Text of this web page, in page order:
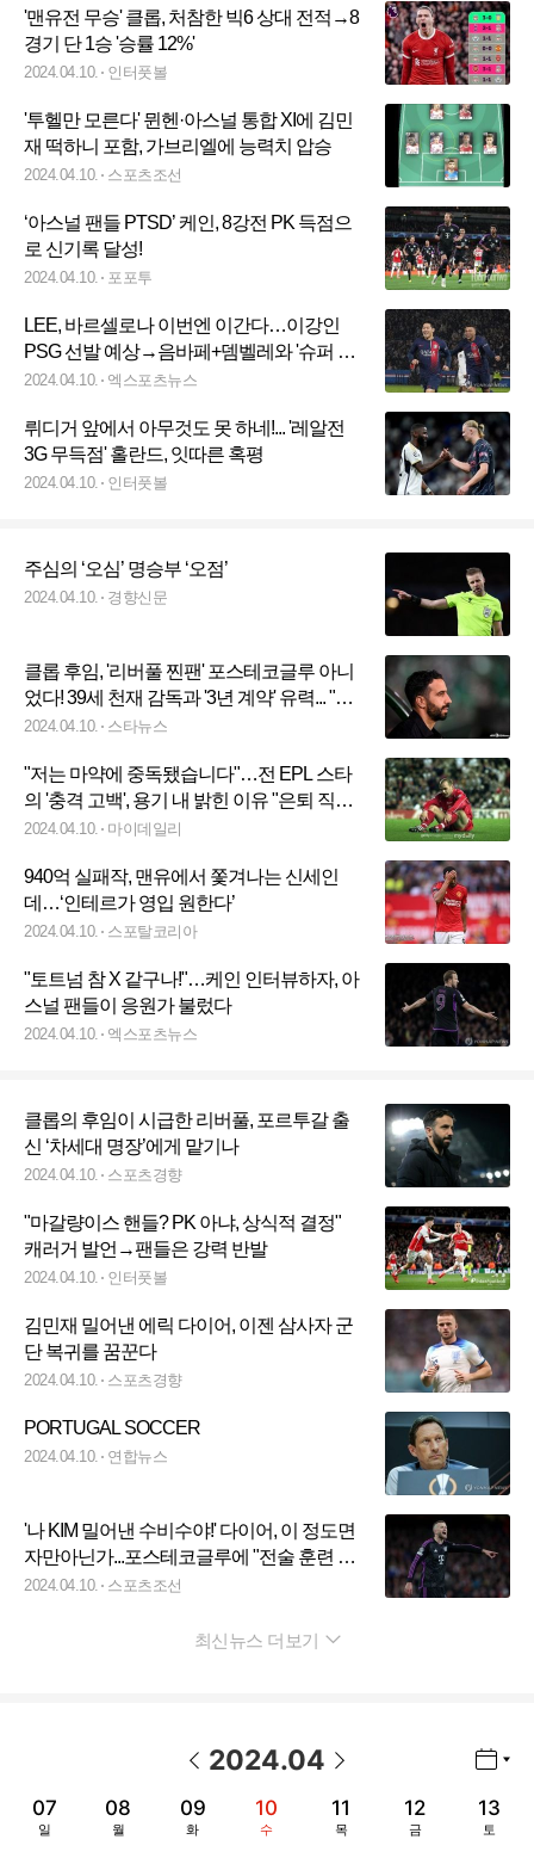
'맨유전 무승' 클롭, 처참한 빅6 상대 전적→8
경기 단 1승 '승률 12%'
2024.04.10. 인터풋볼
'투헬만 모른다' 뮌헨·아스널 통합 XI에 김민
재 떡하니 포함, 가브리엘에 능력치 압승
2024.04.10. 스포츠조선
‘아스널 팬들 PTSD’ 케인, 8강전 PK 득점으
로 신기록 달성!
2024.04.10. 포포투
LEE, 바르셀로나 이번엔 이간다…이강인
PSG 선발 예상→음바페+뎀벨레와 '슈퍼 트
리오'
2024.04.10. 엑스포츠뉴스
뤼디거 앞에서 아무것도 못 하네!... '레알전
3G 무득점' 홀란드, 잇따른 혹평
2024.04.10. 인터풋볼
주심의 ‘오심’ 명승부 ‘오점’
2024.04.10. 경향신문
클롭 후임, '리버풀 찐팬' 포스테코글루 아니
었다! 39세 천재 감독과 '3년 계약' 유력... "안
필드와 가장 어울려" 평가
2024.04.10. 스타뉴스
"저는 마약에 중독됐습니다"…전 EPL 스타
의 '충격 고백', 용기 내 밝힌 이유 "은퇴 직후
축구 선수는 깊은 절망에 빠집니다, 후배들
2024.04.10. 마이데일리
940억 실패작, 맨유에서 쫓겨나는 신세인
데…‘인테르가 영입 원한다’
2024.04.10. 스포탈코리아
"토트넘 참 X 같구나!"…케인 인터뷰하자, 아
스널 팬들이 응원가 불렀다
2024.04.10. 엑스포츠뉴스
클롭의 후임이 시급한 리버풀, 포르투갈 출
신 ‘차세대 명장’에게 맡기나
2024.04.10. 스포츠경향
"마갈량이스 핸들? PK 아냐, 상식적 결정"
캐러거 발언→팬들은 강력 반발
2024.04.10. 인터풋볼
김민재 밀어낸 에릭 다이어, 이젠 삼사자 군
단 복귀를 꿈꾼다
2024.04.10. 스포츠경향
PORTUGAL SOCCER
2024.04.10. 연합뉴스
'나 KIM 밀어낸 수비수야!' 다이어, 이 정도면
자만아닌가...포스테코글루에 "전술 훈련 안
하던데?" 비판→"콘테 시절에 난 최고"
2024.04.10. 스포츠조선
최신뉴스 더보기
2024.04
07
일
08
월
09
화
10
수
11
목
12
금
13
토